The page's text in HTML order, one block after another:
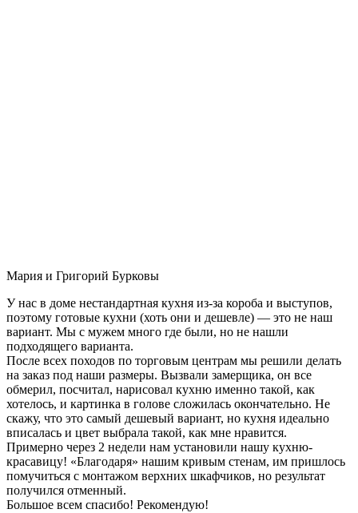
Мария и Григорий Бурковы
У нас в доме нестандартная кухня из-за короба и выступов,
поэтому готовые кухни (хоть они и дешевле) — это не наш
вариант. Мы с мужем много где были, но не нашли
подходящего варианта.
После всех походов по торговым центрам мы решили делать
на заказ под наши размеры. Вызвали замерщика, он все
обмерил, посчитал, нарисовал кухню именно такой, как
хотелось, и картинка в голове сложилась окончательно. Не
скажу, что это самый дешевый вариант, но кухня идеально
вписалась и цвет выбрала такой, как мне нравится.
Примерно через 2 недели нам установили нашу кухню-
красавицу! «Благодаря» нашим кривым стенам, им пришлось
помучиться с монтажом верхних шкафчиков, но результат
получился отменный.
Большое всем спасибо! Рекомендую!